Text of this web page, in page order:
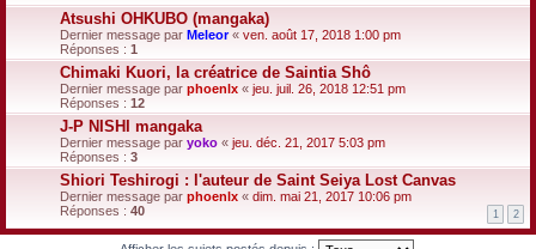
Atsushi OHKUBO (mangaka)
Dernier message par Meleor« ven. août 17, 2018 1:00 pm
Réponses : 1
Chimaki Kuori, la créatrice de Saintia Shô
Dernier message par phoenlx « jeu. juil. 26, 2018 12:51 pm
Réponses : 12
J-P NISHI mangaka
Dernier message par yoko « jeu. déc. 21, 2017 5:03 pm
Réponses : 3
Shiori Teshirogi : l'auteur de Saint Seiya Lost Canvas
Dernier message par phoenlx « dim. mai 21, 2017 10:06 pm
Réponses : 40 1 2